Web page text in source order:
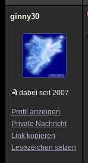
ginny30
dabei seit 2007
Profil anzeigen
Private Nachricht
Link kopieren
Lesezeichen setzen